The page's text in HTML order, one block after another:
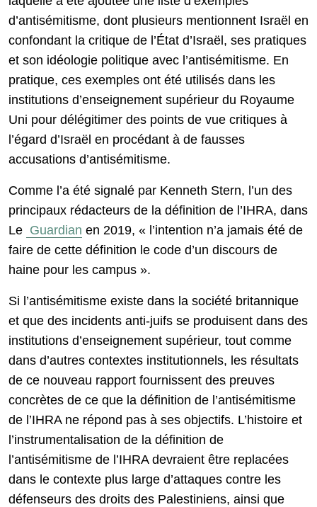
d’antisémitisme, dont plusieurs mentionnent Israël en
confondant la critique de l’État d’Israël, ses pratiques
et son idéologie politique avec l’antisémitisme. En
pratique, ces exemples ont été utilisés dans les
institutions d’enseignement supérieur du Royaume
Uni pour délégitimer des points de vue critiques à
l’égard d’Israël en procédant à de fausses
accusations d’antisémitisme.
Comme l’a été signalé par Kenneth Stern, l’un des
principaux rédacteurs de la définition de l’IHRA, dans
Le Guardian en 2019, « l’intention n’a jamais été de
faire de cette définition le code d’un discours de
haine pour les campus ».
Si l’antisémitisme existe dans la société britannique
et que des incidents anti-juifs se produisent dans des
institutions d’enseignement supérieur, tout comme
dans d’autres contextes institutionnels, les résultats
de ce nouveau rapport fournissent des preuves
concrètes de ce que la définition de l’antisémitisme
de l’IHRA ne répond pas à ses objectifs. L’histoire et
l’instrumentalisation de la définition de
l’antisémitisme de l’IHRA devraient être replacées
dans le contexte plus large d’attaques contre les
défenseurs des droits des Palestiniens, ainsi que